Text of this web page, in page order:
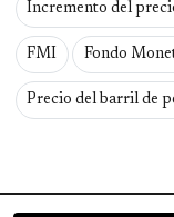
Incremento del
FMI Fondo
Precio del barril de